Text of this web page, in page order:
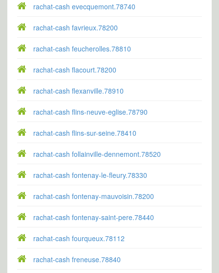
rachat-cash evecquemont.78740
rachat-cash favrieux.78200
rachat-cash feucherolles.78810
rachat-cash flacourt.78200
rachat-cash flexanville.78910
rachat-cash flins-neuve-eglise.78790
rachat-cash flins-sur-seine.78410
rachat-cash follainville-dennemont.78520
rachat-cash fontenay-le-fleury.78330
rachat-cash fontenay-mauvoisin.78200
rachat-cash fontenay-saint-pere.78440
rachat-cash fourqueux.78112
rachat-cash freneuse.78840